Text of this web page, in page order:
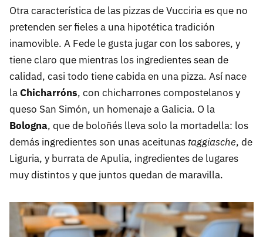
Otra característica de las pizzas de Vucciria es que no
pretenden ser fieles a una hipotética tradición
inamovible. A Fede le gusta jugar con los sabores, y
tiene claro que mientras los ingredientes sean de
calidad, casi todo tiene cabida en una pizza. Así nace
laChicharróns, con chicharrones compostelanos y
queso San Simón, un homenaje a Galicia. O la
Bologna, que de boloñés lleva solo la mortadella: los
demás ingredientes son unas aceitunas taggiasche, de
Liguria, y burrata de Apulia, ingredientes de lugares
muy distintos y que juntos quedan de maravilla.